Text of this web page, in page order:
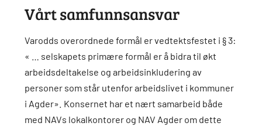
Vårt samfunnsansvar
Varodds overordnede formål er vedtektsfestet i § 3:
« … selskapets primære formål er å bidra til økt
arbeidsdeltakelse og arbeidsinkludering av
personer som står utenfor arbeidslivet i kommuner
i Agder». Konsernet har et nært samarbeid både
med NAVs lokalkontorer og NAV Agder om dette